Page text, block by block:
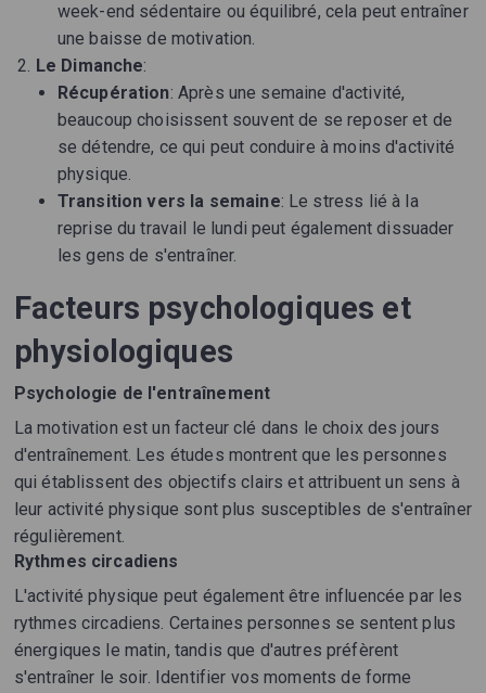
week-end sédentaire ou équilibré, cela peut entraîner
une baisse de motivation.
Le Dimanche:
Récupération: Après une semaine d'activité,
beaucoup choisissent souvent de se reposer et de
se détendre, ce qui peut conduire à moins d'activité
physique.
Transition vers la semaine: Le stress lié à la
reprise du travail le lundi peut également dissuader
les gens de s'entraîner.
Facteurs psychologiques et
physiologiques
Psychologie de l'entraînement
La motivation est un facteur clé dans le choix des jours
d'entraînement. Les études montrent que les personnes
qui établissent des objectifs clairs et attribuent un sens à
leur activité physique sont plus susceptibles de s'entraîner
régulièrement.
Rythmes circadiens
L'activité physique peut également être influencée par les
rythmes circadiens. Certaines personnes se sentent plus
énergiques le matin, tandis que d'autres préfèrent
s'entraîner le soir. Identifier vos moments de forme